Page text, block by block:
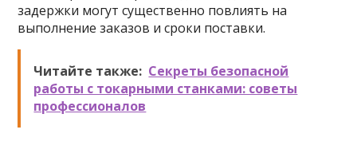
задержки могут существенно повлиять на
выполнение заказов и сроки поставки.
Читайте также: Секреты безопасной
работы с токарными станками: советы
профессионалов